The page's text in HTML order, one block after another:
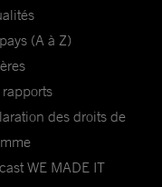
(A à Z)
des droits de
WE MADE IT